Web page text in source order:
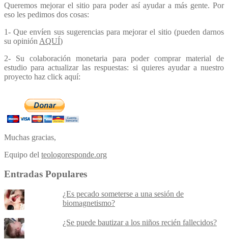
Queremos mejorar el sitio para poder así ayudar a más gente. Por
eso les pedimos dos cosas:
1- Que envíen sus sugerencias para mejorar el sitio (pueden darnos
su opinión AQUÍ)
2- Su colaboración monetaria para poder comprar material de
estudio para actualizar las respuestas: si quieres ayudar a nuestro
proyecto haz click aquí:
Muchas gracias,
Equipo del teologoresponde.org
Entradas Populares
¿Es pecado someterse a una sesión de
biomagnetismo?
¿Se puede bautizar a los niños recién fallecidos?